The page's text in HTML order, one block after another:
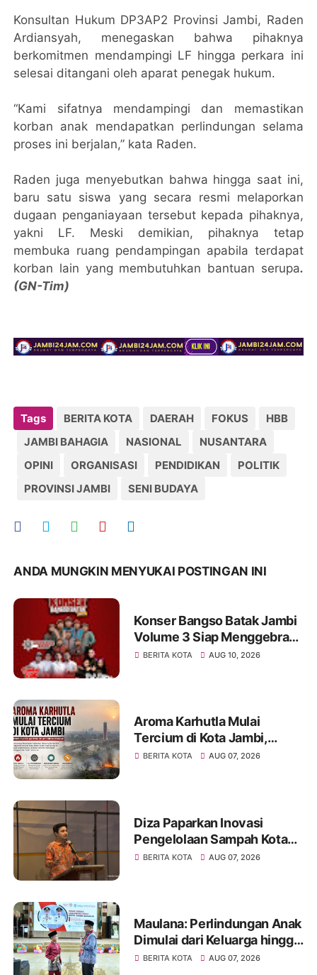
Konsultan Hukum DP3AP2 Provinsi Jambi, Raden
Ardiansyah, menegaskan bahwa pihaknya
berkomitmen mendampingi LF hingga perkara ini
selesai ditangani oleh aparat penegak hukum.
“Kami sifatnya mendampingi dan memastikan
korban anak mendapatkan perlindungan selama
proses ini berjalan,” kata Raden.
Raden juga menyebutkan bahwa hingga saat ini,
baru satu siswa yang secara resmi melaporkan
dugaan penganiayaan tersebut kepada pihaknya,
yakni LF. Meski demikian, pihaknya tetap
membuka ruang pendampingan apabila terdapat
korban lain yang membutuhkan bantuan serupa.
(GN-Tim)
Tags BERITA KOTA DAERAH FOKUS
HBB
JAMBI BAHAGIA
NASIONAL
NUSANTARA
OPINI
ORGANISASI PENDIDIKAN
POLITIK
PROVINSI JAMBI
SENI BUDAYA
ANDA MUNGKIN MENYUKAI POSTINGAN INI
Konser Bangso Batak Jambi
Volume 3 Siap Menggebrak!
Menampilkan Marsada Band,
BERITA KOTA AUG 10, 2026
Aroma Karhutla Mulai
Tercium di Kota Jambi,
Warga Diminta Waspada
BERITA KOTA AUG 07, 2026
Diza Paparkan Inovasi
Pengelolaan Sampah Kota
Jambi di Forum UCLG
BERITA KOTA AUG 07, 2026
Maulana: Perlindungan Anak
Dimulai dari Keluarga hingga
Ruang Publik yang Ramah
BERITA KOTA AUG 07, 2026